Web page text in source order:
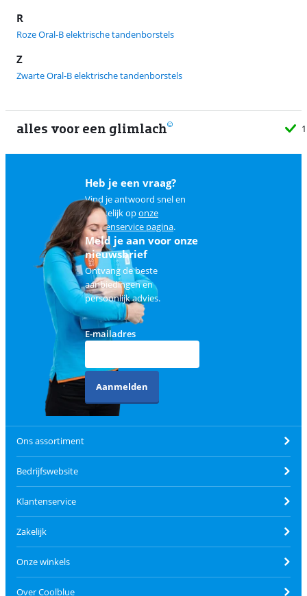
R
Roze Oral-B elektrische tandenborstels
Z
Zwarte Oral-B elektrische tandenborstels
alles voor een glimlach
Heb je een vraag?
Vind je antwoord snel en
makkelijk oponze
klantenservice pagina.
Meld je aan voor onze
nieuwsbrief
Ontvang de beste
aanbiedingen en
persoonlijk advies.
E-mailadres
Aanmelden
Ons assortiment
Bedrijfswebsite
Klantenservice
Zakelijk
Onze winkels
Over Coolblue